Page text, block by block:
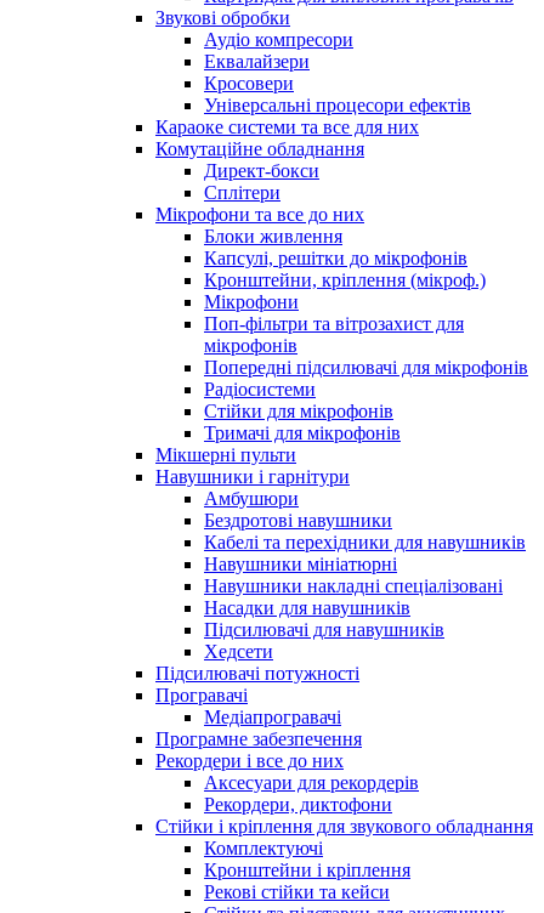
Звукові обробки
Аудіо компресори
Еквалайзери
Кросовери
Універсальні процесори ефектів
Караоке системи та все для них
Комутаційне обладнання
Директ-бокси
Сплітери
Мікрофони та все до них
Блоки живлення
Капсулі, решітки до мікрофонів
Кронштейни, кріплення (мікроф.)
Мікрофони
Поп-фільтри та вітрозахист для
мікрофонів
Попередні підсилювачі для мікрофонів
Радіосистеми
Стійки для мікрофонів
Тримачі для мікрофонів
Мікшерні пульти
Навушники і гарнітури
Амбушюри
Бездротові навушники
Кабелі та перехідники для навушників
Навушники мініатюрні
Навушники накладні спеціалізовані
Насадки для навушників
Підсилювачі для навушників
Хедсети
Підсилювачі потужності
Програвачі
Медіапрогравачі
Програмне забезпечення
Рекордери і все до них
Аксесуари для рекордерів
Рекордери, диктофони
Стійки і кріплення для звукового обладнання
Комплектуючі
Кронштейни і кріплення
Рекові стійки та кейси